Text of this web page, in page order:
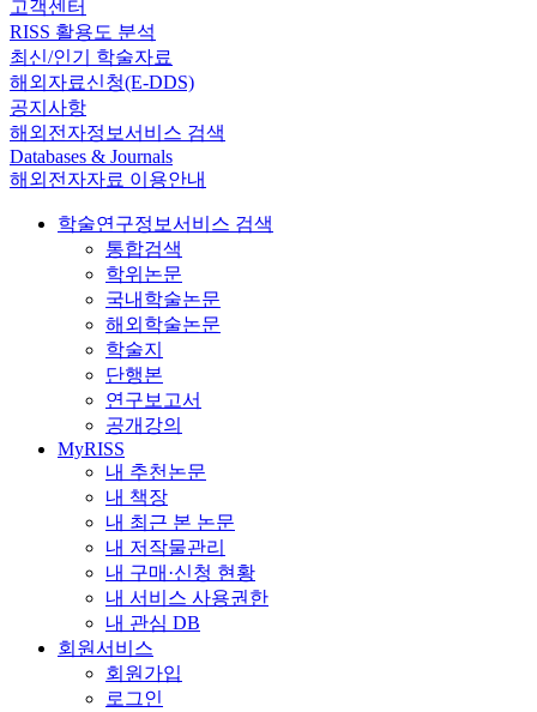
고객센터
RISS 활용도 분석
최신/인기 학술자료
해외자료신청(E-DDS)
공지사항
해외전자정보서비스 검색
Databases & Journals
해외전자자료 이용안내
학술연구정보서비스 검색
통합검색
학위논문
국내학술논문
해외학술논문
학술지
단행본
연구보고서
공개강의
MyRISS
내 추천논문
내 책장
내 최근 본 논문
내 저작물관리
내 구매·신청 현황
내 서비스 사용권한
내 관심 DB
회원서비스
회원가입
로그인